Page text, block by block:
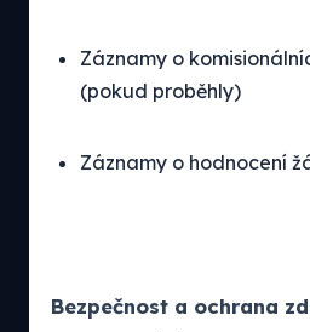
Záznamy o
(pokud proběhly)
Záznamy o hodnocení
Bezpečnost a ochrana